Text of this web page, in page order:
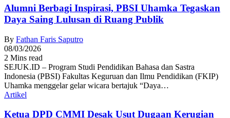
Alumni Berbagi Inspirasi, PBSI Uhamka Tegaskan
Daya Saing Lulusan di Ruang Publik
By Fathan Faris Saputro
08/03/2026
2 Mins read
SEJUK.ID – Program Studi Pendidikan Bahasa dan Sastra
Indonesia (PBSI) Fakultas Keguruan dan Ilmu Pendidikan (FKIP)
Uhamka menggelar gelar wicara bertajuk “Daya…
Artikel
Ketua DPD CMMI Desak Usut Dugaan Kerugian